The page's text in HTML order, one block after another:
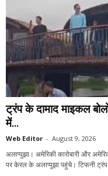
ट्रंप के दामाद माइकल
में...
Web Editor - August 9, 2026
अलाप्पुझा। अमेरिकी कारोबारी और
पर केरल के अलाप्पुझा पहुंचे। टिफनी ट्रंप